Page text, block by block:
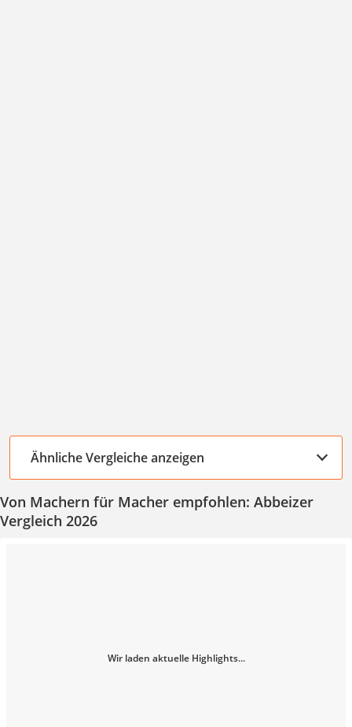
Ähnliche Vergleiche anzeigen
Von Machern für Macher empfohlen: Abbeizer
Vergleich 2026
Wir laden aktuelle Highlights...